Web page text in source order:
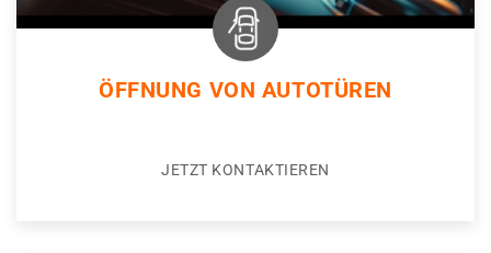
ÖFFNUNG VON AUTOTÜREN
JETZT KONTAKTIEREN